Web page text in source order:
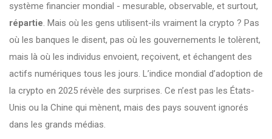
système financier mondial - mesurable, observable, et surtout,
répartie. Mais où les gens utilisent-ils vraiment la crypto ? Pas
où les banques le disent, pas où les gouvernements le tolèrent,
mais là où les individus envoient, reçoivent, et échangent des
actifs numériques tous les jours. L’indice mondial d’adoption de
la crypto en 2025 révèle des surprises. Ce n’est pas les États-
Unis ou la Chine qui mènent, mais des pays souvent ignorés
dans les grands médias.